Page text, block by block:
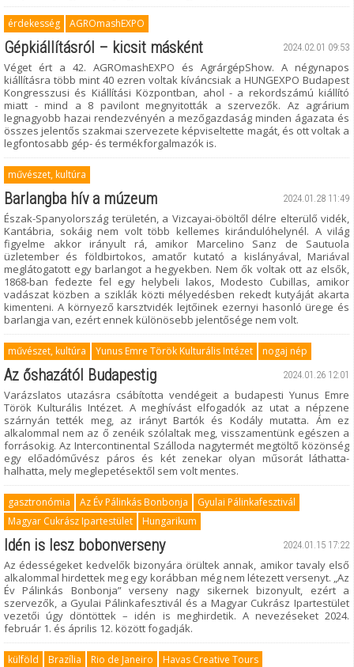
érdekesség AGROmashEXPO
2024.02.01 09:53
Gépkiállításról – kicsit másként
Véget ért a 42. AGROmashEXPO és AgrárgépShow. A négynapos
kiállításra több mint 40 ezren voltak kíváncsiak a HUNGEXPO Budapest
Kongresszusi és Kiállítási Központban, ahol - a rekordszámú kiállító
miatt - mind a 8 pavilont megnyitották a szervezők. Az agrárium
legnagyobb hazai rendezvényén a mezőgazdaság minden ágazata és
összes jelentős szakmai szervezete képviseltette magát, és ott voltak a
legfontosabb gép- és termékforgalmazók is.
művészet, kultúra
2024.01.28 11:49
Barlangba hív a múzeum
Észak-Spanyolország területén, a Vizcayai-öböltől délre elterülő vidék,
Kantábria, sokáig nem volt több kellemes kirándulóhelynél. A világ
figyelme akkor irányult rá, amikor Marcelino Sanz de Sautuola
üzletember és földbirtokos, amatőr kutató a kislányával, Mariával
meglátogatott egy barlangot a hegyekben. Nem ők voltak ott az elsők,
1868-ban fedezte fel egy helybeli lakos, Modesto Cubillas, amikor
vadászat közben a sziklák közti mélyedésben rekedt kutyáját akarta
kimenteni. A környező karsztvidék lejtőinek ezernyi hasonló ürege és
barlangja van, ezért ennek különösebb jelentősége nem volt.
művészet, kultúra Yunus Emre Török Kulturális Intézet nogaj nép
2024.01.26 12:01
Az őshazától Budapestig
Varázslatos utazásra csábította vendégeit a budapesti Yunus Emre
Török Kulturális Intézet. A meghívást elfogadók az utat a népzene
szárnyán tették meg, az irányt Bartók és Kodály mutatta. Ám ez
alkalommal nem az ő zenéik szólaltak meg, visszamentünk egészen a
forrásokig. Az Intercontinental Szálloda nagytermét megtöltő közönség
egy előadóművész páros és két zenekar olyan műsorát láthatta-
halhatta, mely meglepetésektől sem volt mentes.
gasztronómia Az Év Pálinkás Bonbonja
Gyulai Pálinkafesztivál
Magyar Cukrász Ipartestület
Hungarikum
2024.01.15 17:22
Idén is lesz bobonverseny
Az édességeket kedvelők bizonyára örültek annak, amikor tavaly első
alkalommal hirdettek meg egy korábban még nem létezett versenyt. „Az
Év Pálinkás Bonbonja” verseny nagy sikernek bizonyult, ezért a
szervezők, a Gyulai Pálinkafesztivál és a Magyar Cukrász Ipartestület
vezetői úgy döntöttek – idén is meghirdetik. A nevezéseket 2024.
február 1. és április 12. között fogadják.
külföld Brazília Rio de Janeiro Havas Creative Tours